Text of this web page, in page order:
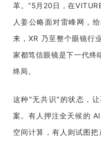
心
GAIR
革。“5月 20日，在
人姜公略面对雷峰网，
来， XR 乃至整个眼镜行
家都笃信眼镜是下一代终
终局。
这种 "无共识" 的状态，
案。有人押注全天候的 AI
空间计算，有人则试图